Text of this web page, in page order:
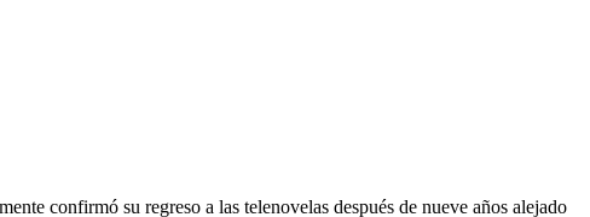
confirmó su regreso a las telenovelas después de nueve años alejado